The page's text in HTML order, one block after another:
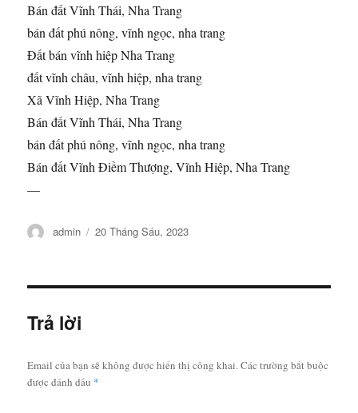
Bán đất Vĩnh Thái, Nha Trang
bán đất phú nông, vĩnh ngọc, nha trang
Đất bán vĩnh hiệp Nha Trang
đất vĩnh châu, vĩnh hiệp, nha trang
Xã Vĩnh Hiệp, Nha Trang
Bán đất Vĩnh Thái, Nha Trang
bán đất phú nông, vĩnh ngọc, nha trang
Bán đất Vĩnh Điềm Thượng, Vĩnh Hiệp, Nha Trang
—
Tác
admin
Đăng
20 Tháng Sáu, 2023
Trả lời
Email của bạn sẽ không được hiển thị công khai.Các trường bắt buộc
được đánh dấu *